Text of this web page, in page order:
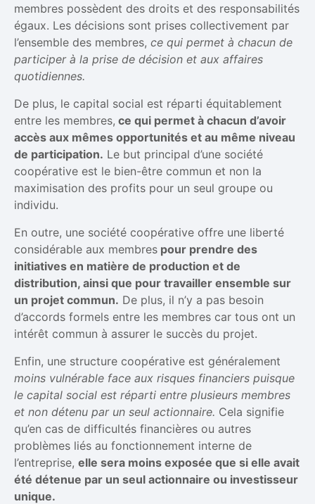
membres possèdent des droits et des responsabilités
égaux. Les décisions sont prises collectivement par
l’ensemble des membres, ce qui permet à chacun de
participer à la prise de décision et aux affaires
quotidiennes.
De plus, le capital social est réparti équitablement
entre les membres, ce qui permet à chacun d’avoir
accès aux mêmes opportunités et au même niveau
de participation. Le but principal d’une société
coopérative est le bien-être commun et non la
maximisation des profits pour un seul groupe ou
individu.
En outre, une société coopérative offre une liberté
considérable aux membres pour prendre des
initiatives en matière de production et de
distribution, ainsi que pour travailler ensemble sur
un projet commun. De plus, il n’y a pas besoin
d’accords formels entre les membres car tous ont un
intérêt commun à assurer le succès du projet.
Enfin, une structure coopérative est généralement
moins vulnérable face aux risques financiers puisque
le capital social est réparti entre plusieurs membres
et non détenu par un seul actionnaire. Cela signifie
qu’en cas de difficultés financières ou autres
problèmes liés au fonctionnement interne de
l’entreprise, elle sera moins exposée que si elle avait
été détenue par un seul actionnaire ou investisseur
unique.